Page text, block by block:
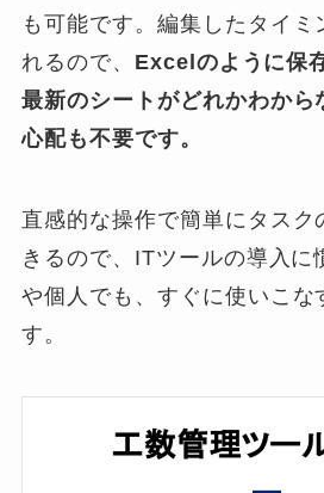
も可能です。編集したタイミ
れるので、 Excelのように保
最新のシートがどれかわから
心配も不要です。
直感的な操作で簡単にタスク
きるので、ITツールの導入に
や個人でも、すぐに使いこな
す。